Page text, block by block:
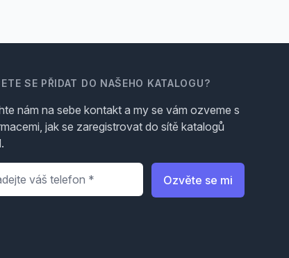
SE PŘIDAT DO NAŠEHO KATALOGU?
nám na sebe kontakt a my se vám ozveme s
jak se zaregistrovat do sítě katalogů
Ozvěte se mi